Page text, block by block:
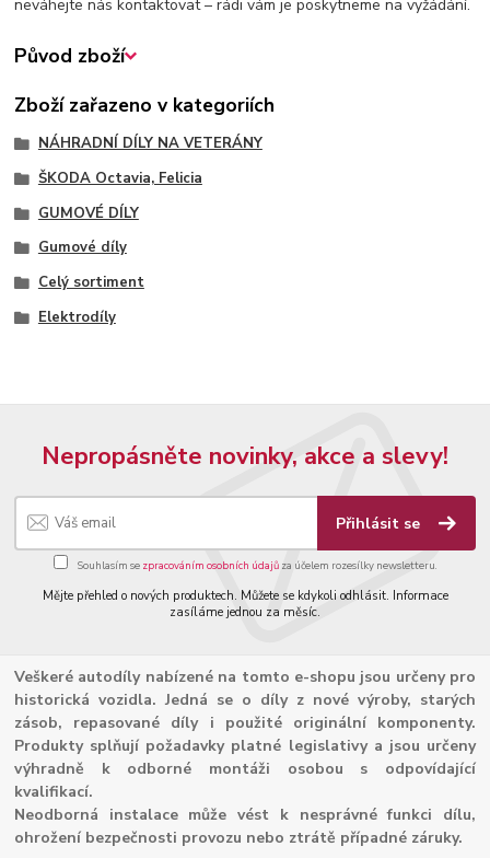
neváhejte nás kontaktovat – rádi vám je poskytneme na vyžádání.
Původ zboží
Zboží zařazeno v kategoriích
NÁHRADNÍ DÍLY NA VETERÁNY
ŠKODA Octavia, Felicia
GUMOVÉ DÍLY
Gumové díly
Celý sortiment
Elektrodíly
Nepropásněte novinky, akce a slevy!
Přihlásit se
Souhlasím se zpracováním osobních údajůza účelem rozesílky newsletteru.
Mějte přehled o nových produktech. Můžete se kdykoli odhlásit. Informace
zasíláme jednou za měsíc.
Veškeré autodíly nabízené na tomto e-shopu jsou určeny pro
historická vozidla. Jedná se o díly z nové výroby, starých
zásob, repasované díly i použité originální komponenty.
Produkty splňují požadavky platné legislativy a jsou určeny
výhradně k odborné montáži osobou s odpovídající
kvalifikací.
Neodborná instalace může vést k nesprávné funkci dílu,
ohrožení bezpečnosti provozu nebo ztrátě případné záruky.